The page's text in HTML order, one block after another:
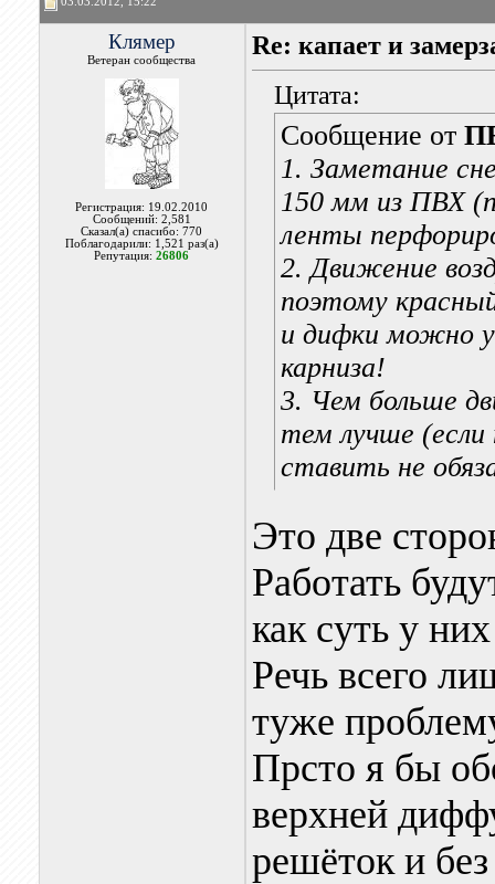
Клямер
Ветеран сообщества
Регистрация: 19.02.2010
Сообщений: 2,581
Сказал(а) спасибо: 770
Поблагодарили: 1,521 раз(а)
Репутация:26806
Re: капает и
Цитата:
Сообщение от
1. Заметание
150 мм из ПВХ
ленты
2. Движение
поэтому
и дифки можно
карниза!
3. Чем больше
тем лучше (если
ставить не
Это две
Работать
как суть у
Речь всего
туже
Прсто я бы
верхней
решёток и